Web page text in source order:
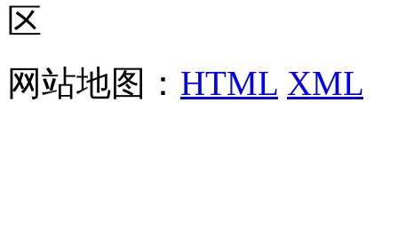
区
网站地图： HTML XML